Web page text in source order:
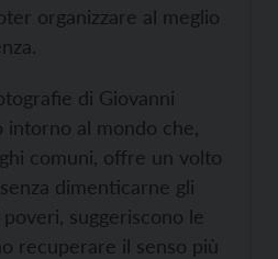
organizzare al meglio
di Giovanni
al mondo che,
comuni, offre un volto
dimenticarne gli
suggeriscono le
recuperare il senso più